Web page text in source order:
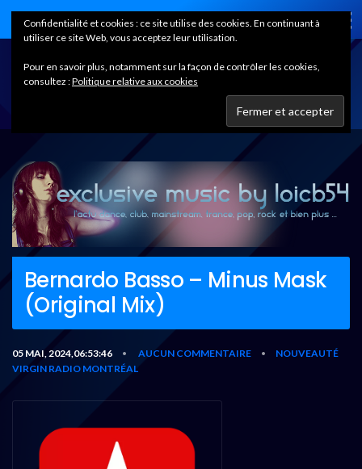
Home
Bernardo Basso – Minus Mask
(Original Mix)
05 MAI, 2024,06:53:46 • AUCUN COMMENTAIRE •
NOUVEAUTÉ
VIRGIN RADIO MONTRÉAL
Confidentialité et cookies : ce site utilise des cookies. En continuant à
utiliser ce site Web, vous acceptez leur utilisation.
Pour en savoir plus, notamment sur la façon de contrôler les cookies,
consultez :Politique relative aux cookies